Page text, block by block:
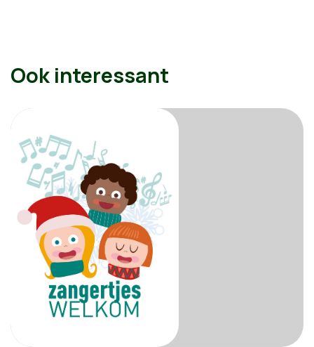
Ook interessant